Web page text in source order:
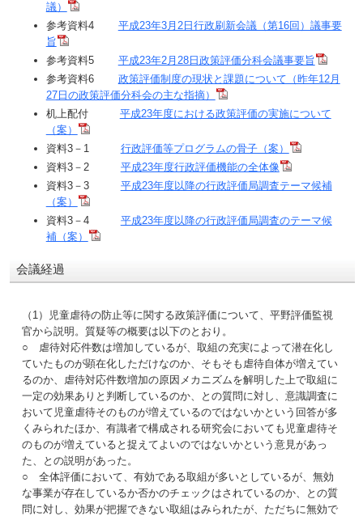
議）
参考資料4 平成23年3月2日行政刷新会議（第16回）議事要
旨
参考資料5 平成23年2月28日政策評価分科会議事要旨
参考資料6 政策評価制度の現状と課題について（昨年12月
27日の政策評価分科会の主な指摘）
机上配付 平成23年度における政策評価の実施について
（案）
資料3－1 行政評価等プログラムの骨子（案）
資料3－2 平成23年度行政評価機能の全体像
資料3－3 平成23年度以降の行政評価局調査テーマ候補
（案）
資料3－4 平成23年度以降の行政評価局調査のテーマ候
補（案）
会議経過
（1）児童虐待の防止等に関する政策評価について、平野評価監視
官から説明。質疑等の概要は以下のとおり。
○ 虐待対応件数は増加しているが、取組の充実によって潜在化し
ていたものが顕在化しただけなのか、そもそも虐待自体が増えてい
るのか、虐待対応件数増加の原因メカニズムを解明した上で取組に
一定の効果ありと判断しているのか、との質問に対し、意識調査に
おいて児童虐待そのものが増えているのではないかという回答が多
くみられたほか、有識者で構成される研究会においても児童虐待そ
のものが増えていると捉えてよいのではないかという意見があっ
た、との説明があった。
○ 全体評価において、有効である取組が多いとしているが、無効
な事業が存在しているか否かのチェックはされているのか、との質
問に対し、効果が把握できない取組はみられたが、ただちに無効で